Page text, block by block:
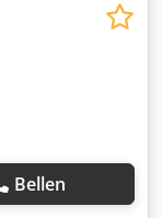
Bellen